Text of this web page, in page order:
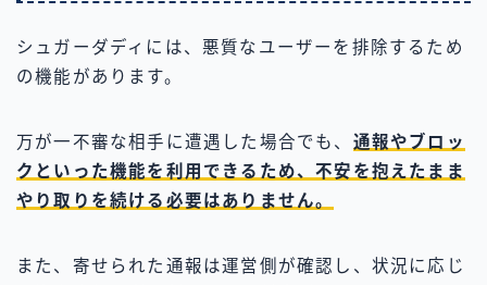
シュガーダディには、悪質なユーザーを排除するため
の機能があります。
万が一不審な相手に遭遇した場合でも、 通報やブロッ
クといった機能を利用できるため、不安を抱えたまま
やり取りを続ける必要はありません。
また、寄せられた通報は運営側が確認し、状況に応じ